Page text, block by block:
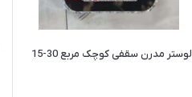
لوستر مدرن سقفی کوچک مربع 30-15